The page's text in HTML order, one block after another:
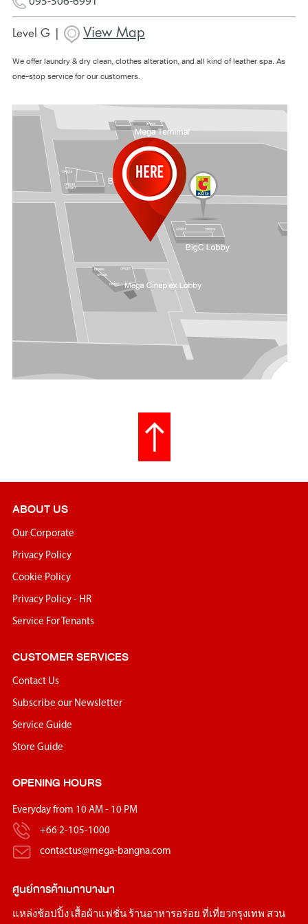
Level G | View Map
We offer laundry & dry clean, clothes alteration, and all kind of leather spa. As
one-stop service for our customers.
ABOUT US
Our Corporate
Privacy Policy
Cookie Policy
Privacy Policy - HR
Service For Tenants
CUSTOMER SERVICES
Contact Us
Subscribe our Newsletter
Service Guide
Store Guide
OPENING HOURS
Everyday from 10 AM - 10 PM
+66 2-105-1000
contactus@mega-bangna.com
ศูนย์การค้าเมกาบางนา
แหล่งช้อปปิ้ง เสื้อผ้าแฟชั่น ร้านอาหารอร่อย ที่เที่ยวกรุงเทพ สวน